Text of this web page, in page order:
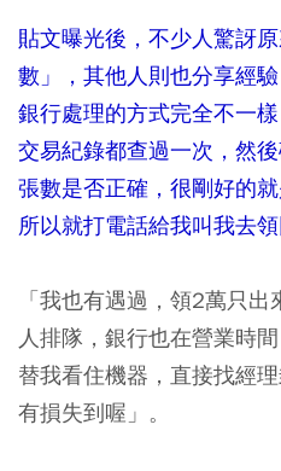
貼文曝光後，不少人驚訝
數」，其他人則也分享經
銀行處理的方式完全不一
交易紀錄都查過一次，然
張數是否正確，很剛好的
所以就打電話給我叫我去領
「我也有遇過，領2萬只
人排隊，銀行也在營業時
替我看住機器，直接找經
有損失到喔」。